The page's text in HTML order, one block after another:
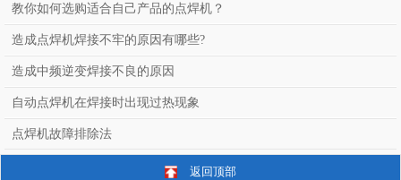
教你如何选购适合自己产品的点焊机？
造成点焊机焊接不牢的原因有哪些?
造成中频逆变焊接不良的原因
自动点焊机在焊接时出现过热现象
点焊机故障排除法
返回顶部